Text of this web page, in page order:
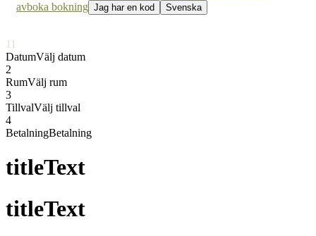
avboka bokning Jag har en kod Svenska
1 1
DatumVälj datum
2
RumVälj rum
3
TillvalVälj tillval
4
BetalningBetalning
titleText
titleText